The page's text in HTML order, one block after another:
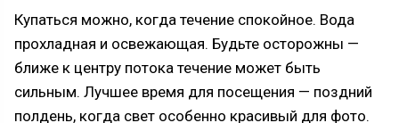
Купаться можно, когда течение спокойное. Вода
прохладная и освежающая. Будьте осторожны —
ближе к центру потока течение может быть
сильным. Лучшее время для посещения — поздний
полдень, когда свет особенно красивый для фото.